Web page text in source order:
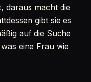
daraus macht die
gibt sie es
auf die Suche
eine Frau wie